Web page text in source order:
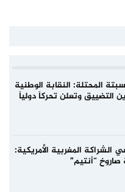
المحتلة: النقابة الوطنية
التضييق وتعلن تحركاً دولياً
الشراكة المغربية الأمريكية:
صاروخ “أنتيم”